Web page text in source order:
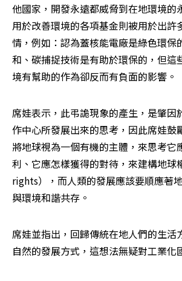
他國家，開發永遠都威脅到在地環境的
用於改善環境的各項基金則被用於出許
情，例如：認為蓋核能電廠是綠色環保
和、碳捕捉技術是有助於環保的，但這
境有幫助的作為卻反而有負面的影響。
席娃表示，此弔詭現象的產生，是肇因
作中心所發展出來的思考，因此席娃鼓
將地球視為一個有機的主體，來思考它
利、它應怎樣獲得的對待，來建構地球
rights），而人類的發展應該要順應著
與環境和諧共存。
席娃並指出，回歸傳統在地人們的生活
自然的發展方式，這想法無疑對工業化